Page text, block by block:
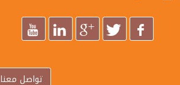
تواصل معنا